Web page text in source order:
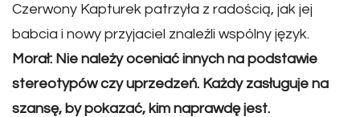
Czerwony Kapturek patrzyła z radością, jak jej
babcia i nowy przyjaciel znaleźli wspólny język.
Morał: Nie należy oceniać innych na podstawie
stereotypów czy uprzedzeń. Każdy zasługuje na
szansę, by pokazać, kim naprawdę jest.